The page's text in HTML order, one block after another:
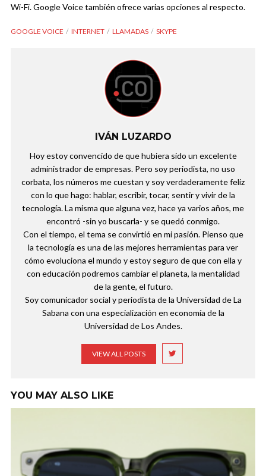
Wi-Fi. Google Voice también ofrece varias opciones al respecto.
GOOGLE VOICE INTERNET LLAMADAS SKYPE
IVÁN LUZARDO
Hoy estoy convencido de que hubiera sido un excelente
administrador de empresas. Pero soy periodista, no uso
corbata, los números me cuestan y soy verdaderamente feliz
con lo que hago: hablar, escribir, tocar, sentir y vivir de la
tecnología. La misma que alguna vez, hace ya varios años, me
encontró -sin yo buscarla- y se quedó conmigo.
Con el tiempo, el tema se convirtió en mi pasión. Pienso que
la tecnología es una de las mejores herramientas para ver
cómo evoluciona el mundo y estoy seguro de que con ella y
con educación podremos cambiar el planeta, la mentalidad
de la gente, el futuro.
Soy comunicador social y periodista de la Universidad de La
Sabana con una especialización en economía de la
Universidad de Los Andes.
VIEW ALL POSTS
YOU MAY ALSO LIKE